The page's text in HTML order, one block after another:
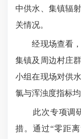
中供水、集镇辐
关情况。
经现场查看，
集镇及周边村庄
小组在现场对供
氯与浑浊度指标
此次专项调研
措。通过“零距